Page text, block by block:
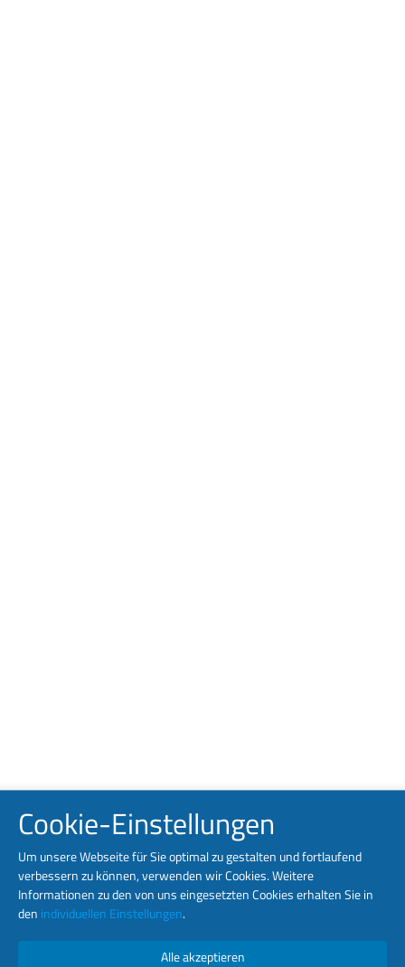
Cookie-Einstellungen
Um unsere Webseite für Sie optimal zu gestalten und fortlaufend
verbessern zu können, verwenden wir Cookies. Weitere
Informationen zu den von uns eingesetzten Cookies erhalten Sie in
den individuellen Einstellungen.
Alle akzeptieren